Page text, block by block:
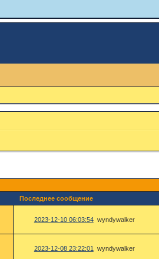
Последнее сообщение
2023-12-10 06:03:54 wyndywalker
2023-12-08 23:22:01 wyndywalker